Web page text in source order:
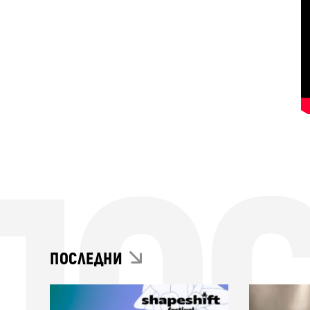
ПОСЛЕДНИ